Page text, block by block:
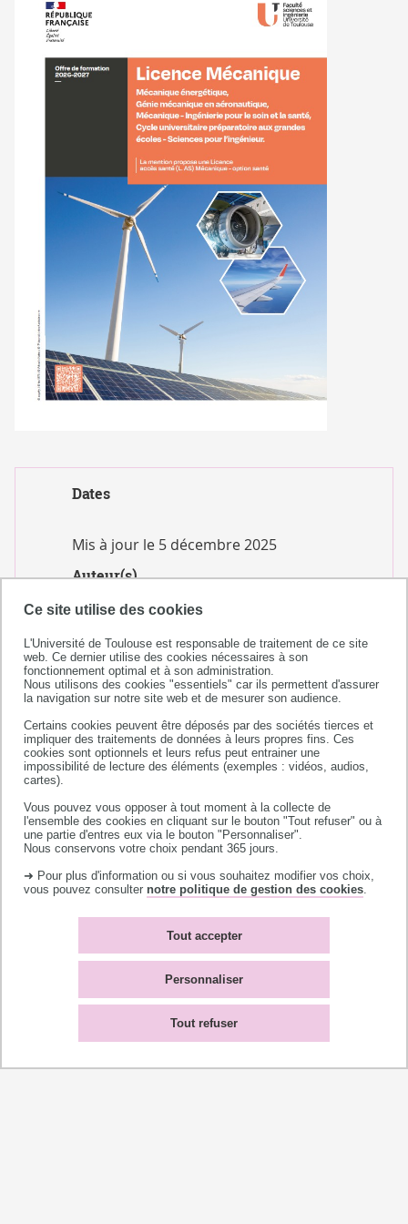
Ce site utilise des cookies
L'Université de Toulouse est responsable de traitement de ce site
web. Ce dernier utilise des cookies nécessaires à son
fonctionnement optimal et à son administration.
Nous utilisons des cookies "essentiels" car ils permettent d'assurer
la navigation sur notre site web et de mesurer son audience.
Certains cookies peuvent être déposés par des sociétés tierces et
impliquer des traitements de données à leurs propres fins. Ces
cookies sont optionnels et leurs refus peut entrainer une
impossibilité de lecture des éléments (exemples : vidéos, audios,
cartes).
Vous pouvez vous opposer à tout moment à la collecte de
l'ensemble des cookies en cliquant sur le bouton "Tout refuser" ou à
une partie d'entres eux via le bouton "Personnaliser".
Nous conservons votre choix pendant 365 jours.
➜ Pour plus d'information ou si vous souhaitez modifier vos choix,
vous pouvez consulter notre politique de gestion des cookies
Tout accepter
Tout refuser
Personnaliser
CATALOGUE
FORMATIONS
Dates
Mis à jour le 5 décembre 2025
Auteur(s)
Université de Toulouse
118 route de Narbonne
31062 TOULOUSE CEDEX 9
téléphone +33 (0)5 61 55 66 11